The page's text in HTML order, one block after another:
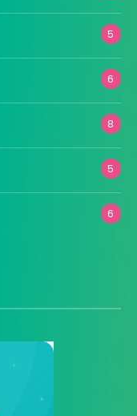
5
6
8
5
6